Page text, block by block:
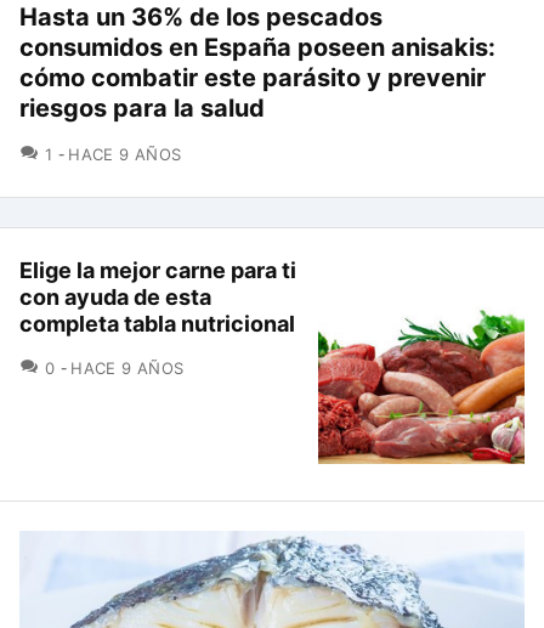
Hasta un 36% de los pescados
consumidos en España poseen anisakis:
cómo combatir este parásito y prevenir
riesgos para la salud
1 COMENTARIOS
HACE 9 AÑOS
Elige la mejor carne para ti
con ayuda de esta
completa tabla nutricional
0 COMENTARIOS
HACE 9 AÑOS